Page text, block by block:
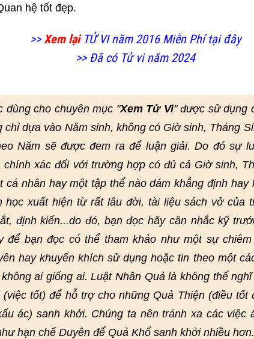
hệ tốt đẹp.
>>Xem lạiTỬ VI năm 2016 Miễn Phí tại đây
>> Đã có Tử vi năm 2024
dùng cho chuyên mục "Xem Tử Vi" được sử dụng
chỉ dựa vào Năm sinh, không có Giờ sinh, Tháng
Năm sẽ được đem ra để luận giải. Do đó sự
chính xác đối với trường hợp có đủ cả Giờ sinh,
cá nhân hay một tập thể nào dám khẳng định
học xuất hiện từ rất lâu đời, tài liệu sách vở của
định kiến...do đó, bạn đọc hãy cân nhắc kỹ
để bạn đọc có thể tham khảo như một sự
hay khuyến khích sử dụng hoặc tin theo một
ai giống ai. Luật Nhân Quả là không thể
tốt) để hỗ trợ cho những Quả Thiện (điều
ác) sanh khởi. Chúng ta nên tránh xa các việc
hạn chế Duyên để Quả Khổ sanh khởi nhiều hơn.